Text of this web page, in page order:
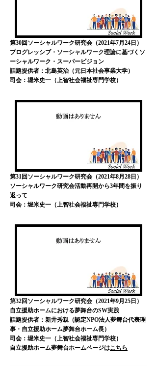
第30回ソーシャルワーク研究会（2021年7月24日）
​プログレッシブ・ソーシャルワーク理論に基づくソ
ーシャルワーク・スーパービジョン
話題提供者：北島英治（元日本社会事業大学）
司会：堀米史一（上智社会福祉専門学校）
第31回ソーシャルワーク研究会（2021年8月28日）
​ソーシャルワーク研究会活動再開から3年間を振り
返って
司会：堀米史一（上智社会福祉専門学校）
第32回ソーシャルワーク研究会（2021年9月25日）
自立援助ホームにおける夢舞台のSW実践
話題提供者：新井秀親（認定NPO法人夢舞台代表理
事・自立援助ホーム夢舞台ホーム長）
司会：堀米史一（上智社会福祉専門学校）
​自立援助ホーム夢舞台ホームページはこちら